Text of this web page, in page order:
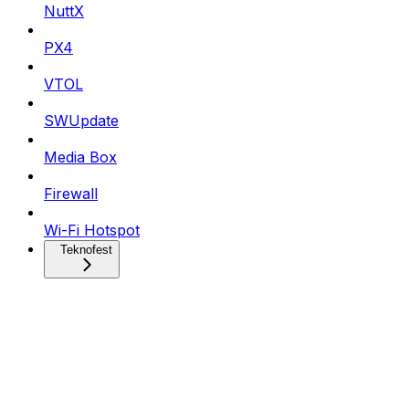
NuttX
PX4
VTOL
SWUpdate
Media Box
Firewall
Wi-Fi Hotspot
Teknofest